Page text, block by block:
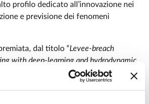
profilo dedicato all’innovazione nei
e previsione dei fenomeni
dal titolo “Levee-breach
with deep-learning and hydrodynamic
River case study”, si inserisce nel
Computing in